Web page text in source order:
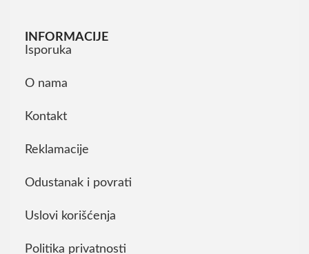
INFORMACIJE
Isporuka
O nama
Kontakt
Reklamacije
Odustanak i povrati
Uslovi korišćenja
Politika privatnosti